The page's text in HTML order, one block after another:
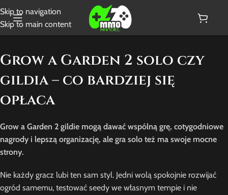
Skip to navigation
Skip to main content
Grow a Garden 2 solo czy
gildia – co bardziej się
opłaca
Grow a Garden 2 gildie mogą dawać wspólną grę, cotygodniowe
nagrody i lepszą organizację, ale gra solo też ma swoje mocne
strony.
Nie każdy gracz lubi ten sam styl. Jedni wolą spokojnie rozwijać
ogród samemu, testować seedy we własnym tempie i nie